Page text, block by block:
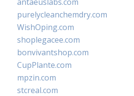
purelycleanchemdry.com
WishOping.com
shoplegacee.com
bonvivantshop.com
CupPlante.com
mpzin.com
stcreal.com